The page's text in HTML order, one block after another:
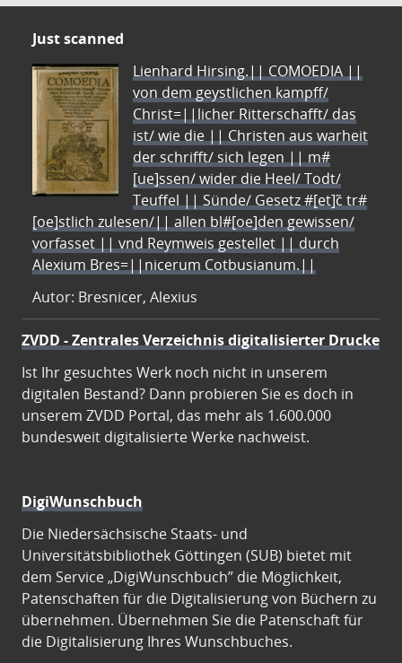
Just scanned
Lienhard Hirsing.|| COMOEDIA ||
von dem geystlichen kampff/
Christ=||licher Ritterschafft/ das
ist/ wie die || Christen aus warheit
der schrifft/ sich legen || m#
[ue]ssen/ wider die Heel/ Todt/
Teuffel || Sünde/ Gesetz #[et]c̃ tr#
[oe]stlich zulesen/|| allen bl#[oe]den gewissen/
vorfasset || vnd Reymweis gestellet || durch
Alexium Bres=||nicerum Cotbusianum.||
Autor: Bresnicer, Alexius
ZVDD - Zentrales Verzeichnis digitalisierter Drucke
Ist Ihr gesuchtes Werk noch nicht in unserem
digitalen Bestand? Dann probieren Sie es doch in
unserem ZVDD Portal, das mehr als 1.600.000
bundesweit digitalisierte Werke nachweist.
DigiWunschbuch
Die Niedersächsische Staats- und
Universitätsbibliothek Göttingen (SUB) bietet mit
dem Service „DigiWunschbuch” die Möglichkeit,
Patenschaften für die Digitalisierung von Büchern zu
übernehmen. Übernehmen Sie die Patenschaft für
die Digitalisierung Ihres Wunschbuches.